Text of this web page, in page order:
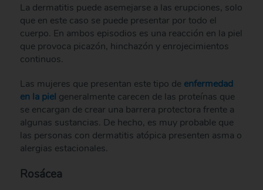
La dermatitis puede asemejarse a las erupciones, solo
que en este caso se puede presentar por todo el
cuerpo. En ambos episodios es una reacción en la piel
que provoca picazón, hinchazón y enrojecimientos
continuos.
Las mujeres que presentan este tipo de enfermedad
en la piel generalmente carecen de las proteínas que
se encargan de crear una barrera protectora frente a
algunas sustancias. De hecho, es muy probable que
las personas con dermatitis atópica presenten asma o
alergias estacionales.
Rosácea